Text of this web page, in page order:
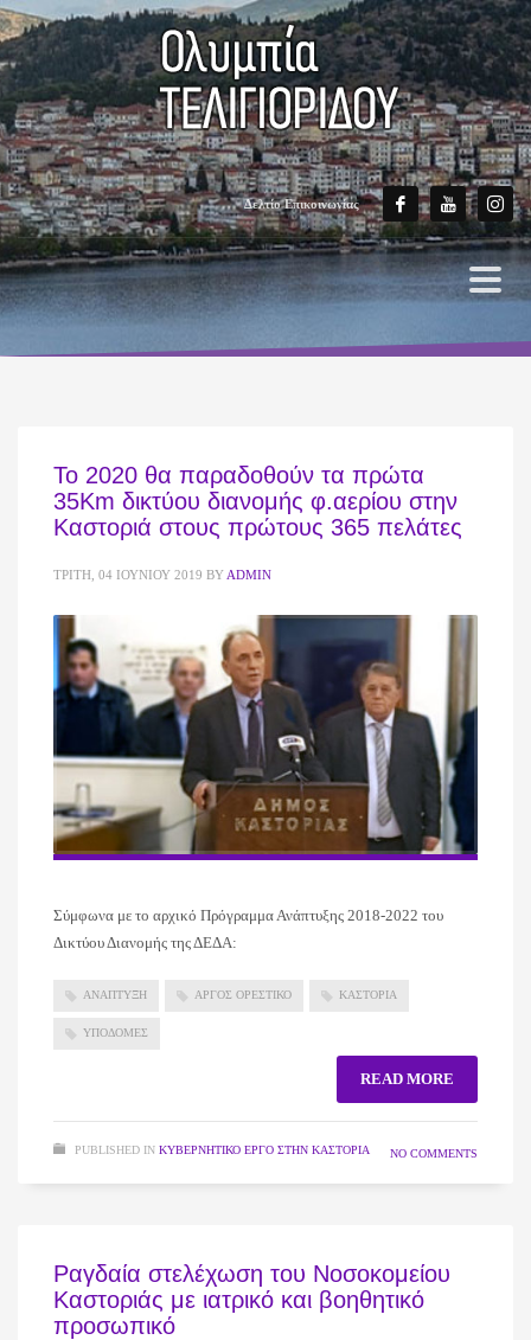
Δελτίο Επικοινωνίας
Το 2020 θα παραδοθούν τα πρώτα
35Km δικτύου διανομής φ.αερίου στην
Καστοριά στους πρώτους 365 πελάτες
ΤΡΊΤΗ, 04 ΙΟΥΝΊΟΥ 2019 BY ADMIN
Σύμφωνα με το αρχικό Πρόγραμμα Ανάπτυξης 2018-2022 του
Δικτύου Διανομής της ΔΕΔΑ:
ΑΝΑΠΤΥΞΗ ΑΡΓΟΣ ΟΡΕΣΤΙΚΟ ΚΑΣΤΟΡΙΑ
ΥΠΟΔΟΜΕΣ
READ MORE
PUBLISHED IN ΚΥΒΕΡΝΗΤΙΚΌ ΈΡΓΟ ΣΤΗΝ ΚΑΣΤΟΡΙΆ NO COMMENTS
Ραγδαία στελέχωση του Νοσοκομείου
Καστοριάς με ιατρικό και βοηθητικό
προσωπικό